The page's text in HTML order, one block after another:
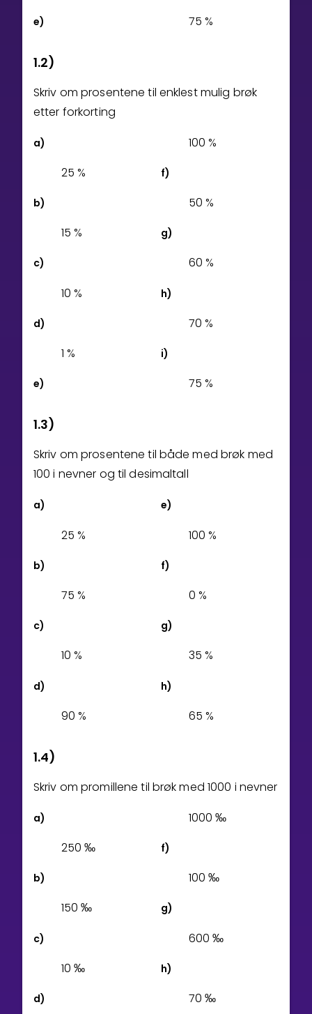
e) 75 %
1.2)
Skriv om prosentene til enklest mulig brøk
etter forkorting
a)
25 %
b)
15 %
c)
10 %
d)
1 %
e)
100 %
f)
50 %
g)
60 %
h)
70 %
i)
75 %
1.3)
Skriv om prosentene til både med brøk med
100 i nevner og til desimaltall
a)
25 %
b)
75 %
c)
10 %
d)
90 %
e)
100 %
f)
0 %
g)
35 %
h)
65 %
1.4)
Skriv om promillene til brøk med 1000 i nevner
a)
250 ‰
b)
150 ‰
c)
10 ‰
d)
1000 ‰
f)
100 ‰
g)
600 ‰
h)
70 ‰